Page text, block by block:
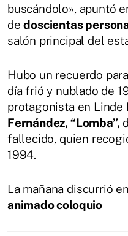
buscándolo», apuntó
dedoscientas
salón principal del
Hubo un recuerdo
día frió y nublado de
protagonista en Linde
Fernández, “Lomba”,
fallecido, quien
1994.
La mañana discurrió
animado coloquio